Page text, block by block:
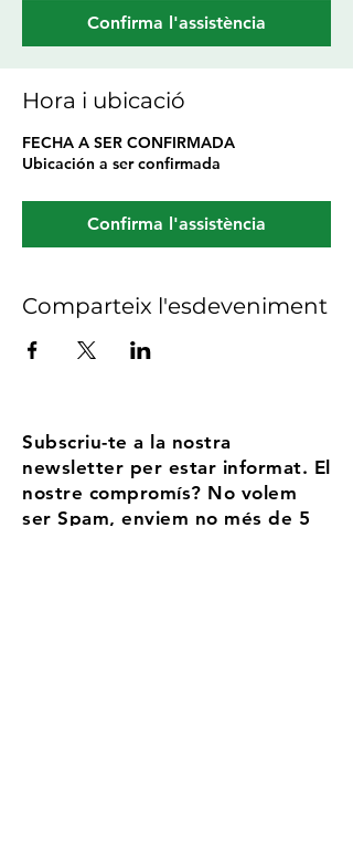
Confirma l'assistència
Hora i ubicació
FECHA A SER CONFIRMADA
Ubicación a ser confirmada
Confirma l'assistència
Comparteix l'esdeveniment
Subscriu-te a la nostra
newsletter per estar informat. El
nostre compromís? No volem
ser Spam, enviem no més de 5